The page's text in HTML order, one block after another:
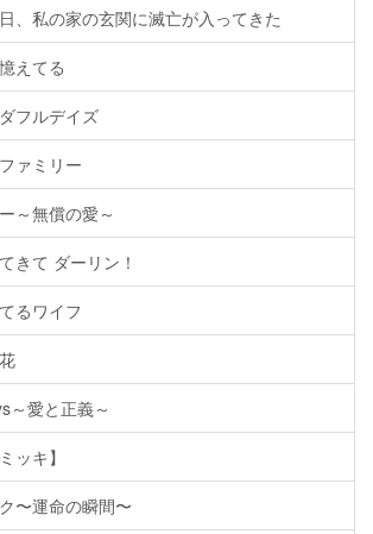
、私の家の玄関に滅亡が入ってきた
えてる
フルデイズ
ァミリー
～無償の愛～
きて ダーリン！
るワイフ
～愛と正義～
ッキ】
〜運命の瞬間〜